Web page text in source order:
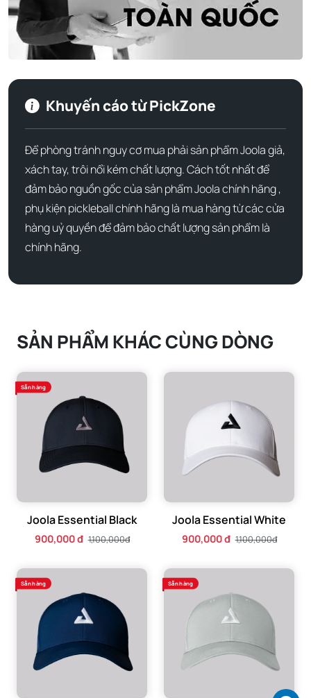
động có hại từ môi trường. Chất liệu vải mềm mại, thoáng
khí, mang lại cảm giác dễ chịu và thoải mái ngay cả khi đội
trong thời gian dài. Với chiếc mũ này, bạn không chỉ sở
hữu một phụ kiện thời trang ấn tượng mà còn có người
bạn đồng hành đáng tin cậy trong mọi hoạt động.
Khuyến cáo từ PickZone
Để phòng tránh nguy cơ mua phải sản phẩm Joola giả,
xách tay, trôi nổi kém chất lượng. Cách tốt nhất để
đảm bảo nguồn gốc của sản phẩm Joola chính hãng ,
phụ kiện pickleball chính hãng là mua hàng từ các cửa
hàng uỷ quyền để đảm bảo chất lượng sản phẩm là
chính hãng.
SẢN PHẨM KHÁC CÙNG DÒNG
Sẵn hàng
Joola Essential Black
900,000 đ 1,100,000đ
Joola Essential White
900,000 đ 1,100,000đ
Sẵn hàng Sẵn hàng